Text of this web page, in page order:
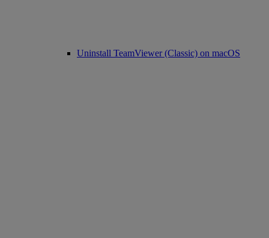
Uninstall TeamViewer (Classic) on macOS